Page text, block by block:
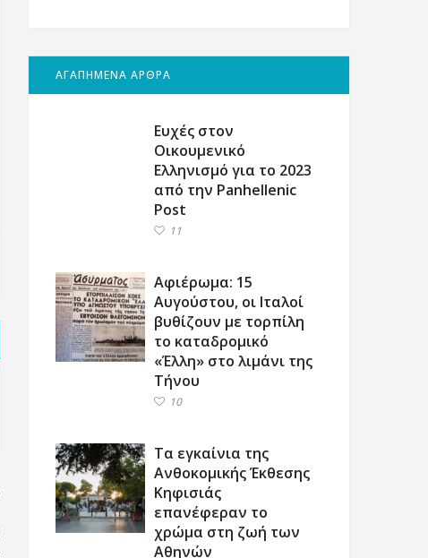
ΑΓΑΠΗΜΕΝΑ ΑΡΘΡΑ
Ευχές στον
Οικουμενικό
Ελληνισμό για το 2023
από την Panhellenic
Post
11
Αφιέρωμα: 15
Αυγούστου, οι Ιταλοί
βυθίζουν με τορπίλη
το καταδρομικό
«Έλλη» στο λιμάνι της
Τήνου
10
Τα εγκαίνια της
Ανθοκομικής Έκθεσης
Κηφισιάς
επανέφεραν το
χρώμα στη ζωή των
Αθηνών